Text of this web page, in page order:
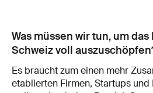
Was müssen wir tun, um
Schweiz voll
Es braucht zum einen mehr
etablierten Firmen, Startups